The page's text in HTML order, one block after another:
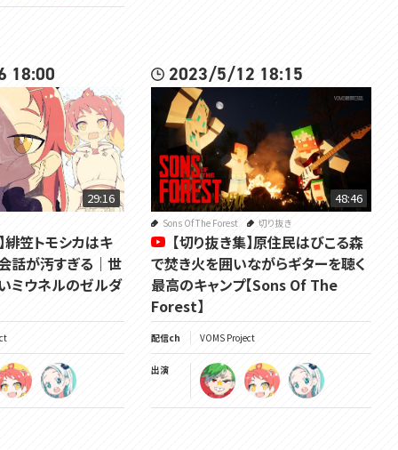
18:00
29:16
緋笠トモシカはキ
話が汚すぎる｜世
ミウネルのゼルダ
2023/5/12 18:15
48:46
Sons Of The Forest 切り抜き
【切り抜き集】原住民はびこる森
で焚き火を囲いながらギターを聴く
最高のキャンプ【Sons Of The
Forest】
配信ch VOMS Project
出演